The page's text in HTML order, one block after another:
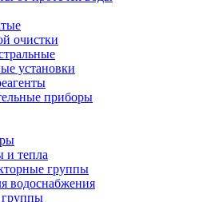
очистки
установки
приборы
и тепла
группы
водоснабжения
группы